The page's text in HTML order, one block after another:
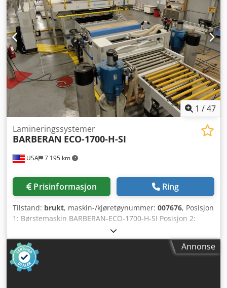
1 /47
USA 7 195 km
Lamineringssystemer
BARBERAN ECO-1700-H-SI
Prisinformasjon Ring
Tilstand: brukt, maskin-/kjøretøynummer: 007676, Posisjon
1: Børstemaskin BARBERAN-ECO-1700-H-SI Posisjon 2:
Linpåføringsmaskin BARBERAN-ECO-1700-H-SI Posisjon 3:
Gjennomløpspresse BARBERAN-ECO-1700-H-SI
Credswuzzrspfx Aktof Posisjon 4: Gjennomløpspresse
BARBERAN-ECO-1700-H-SI
Annonse